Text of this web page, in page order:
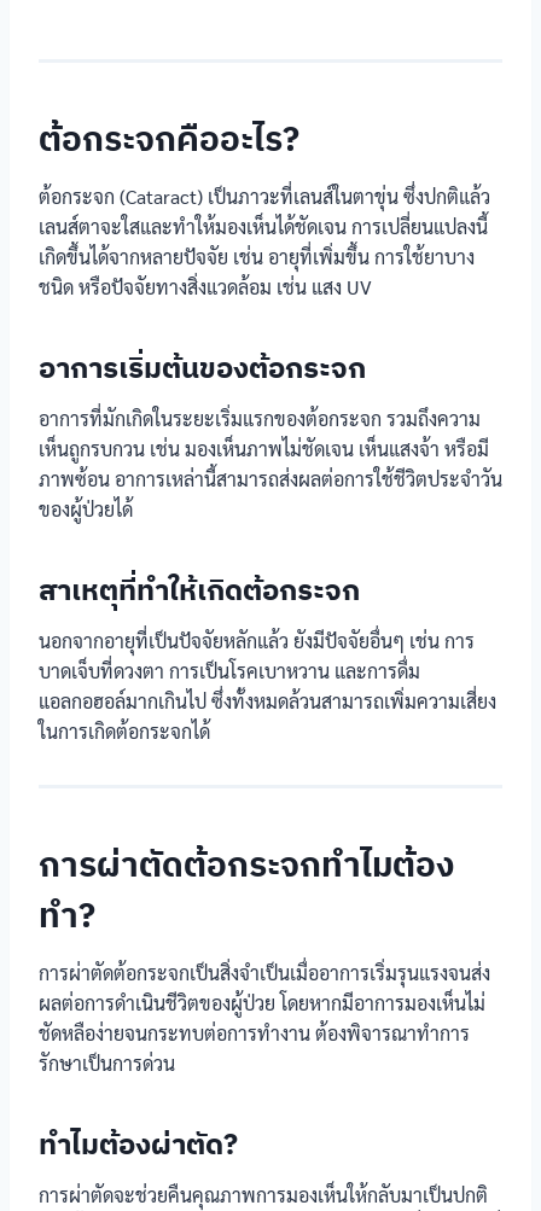
ต้อกระจกคืออะไร?
ต้อกระจก (Cataract) เป็นภาวะที่เลนส์ในตาขุ่น ซึ่งปกติแล้ว
เลนส์ตาจะใสและทำให้มองเห็นได้ชัดเจน การเปลี่ยนแปลงนี้
เกิดขึ้นได้จากหลายปัจจัย เช่น อายุที่เพิ่มขึ้น การใช้ยาบาง
ชนิด หรือปัจจัยทางสิ่งแวดล้อม เช่น แสง UV
อาการเริ่มต้นของต้อกระจก
อาการที่มักเกิดในระยะเริ่มแรกของต้อกระจก รวมถึงความ
เห็นถูกรบกวน เช่น มองเห็นภาพไม่ชัดเจน เห็นแสงจ้า หรือมี
ภาพซ้อน อาการเหล่านี้สามารถส่งผลต่อการใช้ชีวิตประจำวัน
ของผู้ป่วยได้
สาเหตุที่ทำให้เกิดต้อกระจก
นอกจากอายุที่เป็นปัจจัยหลักแล้ว ยังมีปัจจัยอื่นๆ เช่น การ
บาดเจ็บที่ดวงตา การเป็นโรคเบาหวาน และการดื่ม
แอลกอฮอล์มากเกินไป ซึ่งทั้งหมดล้วนสามารถเพิ่มความเสี่ยง
ในการเกิดต้อกระจกได้
การผ่าตัดต้อกระจกทำไมต้อง
ทำ?
การผ่าตัดต้อกระจกเป็นสิ่งจำเป็นเมื่ออาการเริ่มรุนแรงจนส่ง
ผลต่อการดำเนินชีวิตของผู้ป่วย โดยหากมีอาการมองเห็นไม่
ชัดหลือง่ายจนกระทบต่อการทำงาน ต้องพิจารณาทำการ
รักษาเป็นการด่วน
ทำไมต้องผ่าตัด?
การผ่าตัดจะช่วยคืนคุณภาพการมองเห็นให้กลับมาเป็นปกติ